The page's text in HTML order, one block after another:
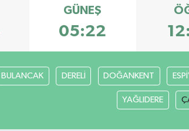
GÜNEŞ
05:22
BULANCAK DERELİ DOĞANKENT
YAĞLIDERE